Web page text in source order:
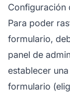
Configuración
Para poder
formulario,
panel de
establecer
formulario